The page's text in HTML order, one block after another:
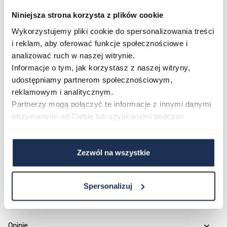
Niniejsza strona korzysta z plików cookie
Wykorzystujemy pliki cookie do spersonalizowania treści
i reklam, aby oferować funkcje społecznościowe i
analizować ruch w naszej witrynie.
Informacje o tym, jak korzystasz z naszej witryny,
udostępniamy partnerom społecznościowym,
reklamowym i analitycznym.
Partnerzy mogą połączyć te informacje z innymi danymi
otrzymanymi od Ciebie lub uzyskanymi podczas
Zezwól na wszystkie
Spersonalizuj
prezentuje się zarówno na co dzień, jak i przy bardziej
eleganckich okazjach.
Połączenie stylu i funkcjonalności
Gant Park Hill Day-Date II-75 łączy ponadczasową
estetykę z solidnym mechanizmem kwarcowym SEIKO,
co czyni go godnym uwagi wyborem w segmencie
klasycznych zegarków męskich. Zapraszamy do
zapoznania się z pełną ofertą zegarków Gant w naszym